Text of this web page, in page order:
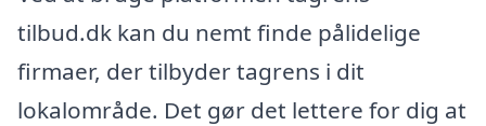
tilbud.dk kan du nemt finde pålidelige
firmaer, der tilbyder tagrens i dit
lokalområde. Det gør det lettere for dig at